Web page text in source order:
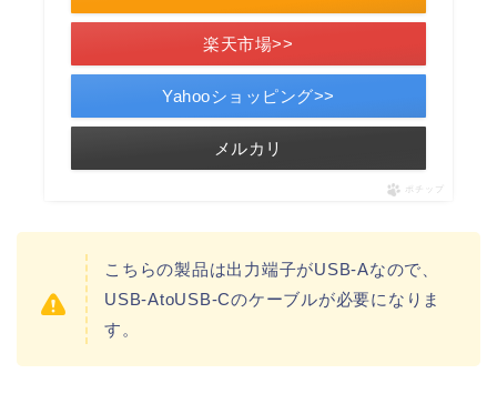
楽天市場>>
Yahooショッピング>>
メルカリ
ポチップ
こちらの製品は出力端子がUSB-Aなので、
USB-AtoUSB-Cのケーブルが必要になりま
す。